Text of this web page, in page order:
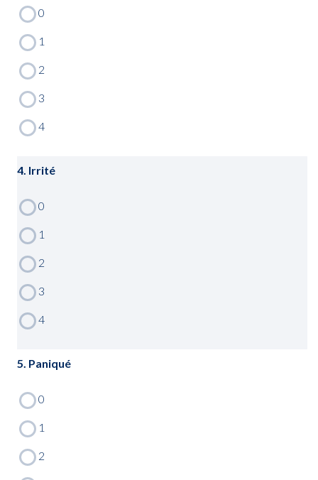
4. Irrité
5. Paniqué